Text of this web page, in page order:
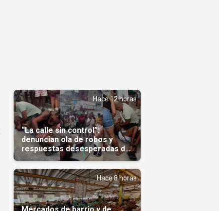
Hace 12 horas
“La calle sin control”:
denuncian ola de robos y
respuestas desesperadas de
vecinos en Cuba(Video)
Hace 8 horas
Mercados de barrio y de